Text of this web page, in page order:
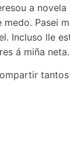
a novela
medo. Pasei
Incluso lle
á miña neta.